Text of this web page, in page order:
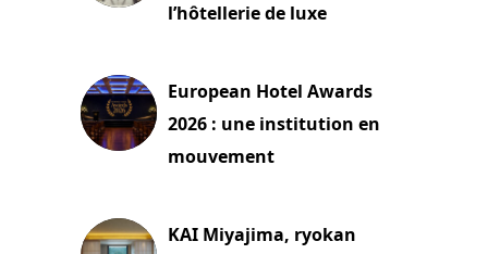
l’hôtellerie de luxe
European Hotel Awards
2026 : une institution en
mouvement
KAI Miyajima, ryokan